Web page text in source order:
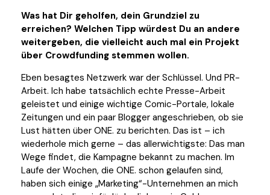
Was hat Dir geholfen, dein Grundziel zu
erreichen? Welchen Tipp würdest Du an andere
weitergeben, die vielleicht auch mal ein Projekt
über Crowdfunding stemmen wollen.
Eben besagtes Netzwerk war der Schlüssel. Und PR-
Arbeit. Ich habe tatsächlich echte Presse-Arbeit
geleistet und einige wichtige Comic-Portale, lokale
Zeitungen und ein paar Blogger angeschrieben, ob sie
Lust hätten über ONE. zu berichten. Das ist – ich
wiederhole mich gerne – das allerwichtigste: Das man
Wege findet, die Kampagne bekannt zu machen. Im
Laufe der Wochen, die ONE. schon gelaufen sind,
haben sich einige „Marketing“-Unternehmen an mich